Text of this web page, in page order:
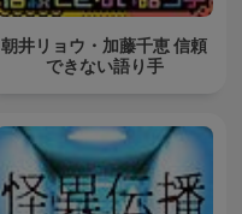
朝井リョウ・加藤千恵 信頼
できない語り手